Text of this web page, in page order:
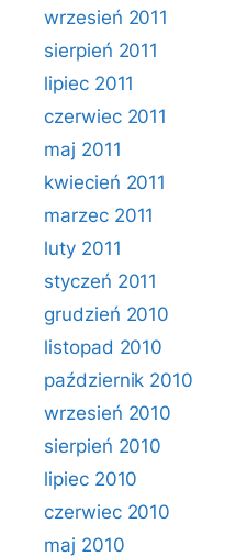
wrzesień 2011
sierpień 2011
lipiec 2011
czerwiec 2011
maj 2011
kwiecień 2011
marzec 2011
luty 2011
styczeń 2011
grudzień 2010
listopad 2010
październik 2010
wrzesień 2010
sierpień 2010
lipiec 2010
czerwiec 2010
maj 2010